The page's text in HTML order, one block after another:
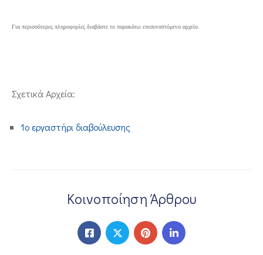
Για περισσότερες πληροφορίες διαβάστε το παρακάτω επισυναπτόμενο αρχείο.
Σχετικά Αρχεία:
1o εργαστήρι διαβούλευσης
Κοινοποίηση Άρθρου